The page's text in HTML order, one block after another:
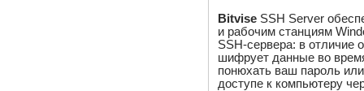
Bitvise SSH Server
и рабочим станциям
SSH-сервера: в отличие
шифрует данные во
понюхать ваш пароль
доступе к компьютеру